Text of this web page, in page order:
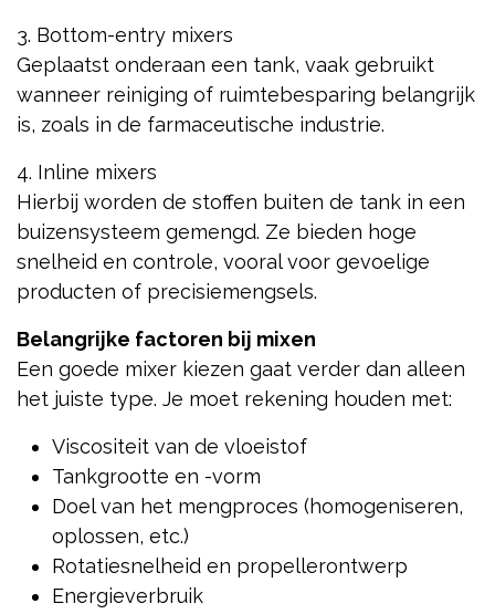
3. Bottom-entry mixers
Geplaatst onderaan een tank, vaak gebruikt
wanneer reiniging of ruimtebesparing belangrijk
is, zoals in de farmaceutische industrie.
4. Inline mixers
Hierbij worden de stoffen buiten de tank in een
buizensysteem gemengd. Ze bieden hoge
snelheid en controle, vooral voor gevoelige
producten of precisiemengsels.
Belangrijke factoren bij mixen
Een goede mixer kiezen gaat verder dan alleen
het juiste type. Je moet rekening houden met:
Viscositeit van de vloeistof
Tankgrootte en -vorm
Doel van het mengproces (homogeniseren,
oplossen, etc.)
Rotatiesnelheid en propellerontwerp
Energieverbruik